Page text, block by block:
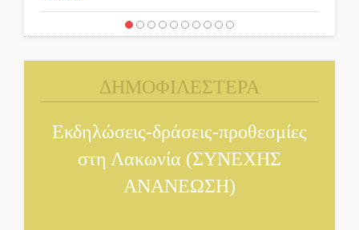
«Έφυγε» ένας γνήσιος
στη Λακωνία
«Κλειστά» ανοιχτά
προαύλια στον Δ. Σπάρτης;
Δεκαπενταύγουστος στην
ΔΗΜΟΦΙΛΕΣΤΕΡΑ
Εκδηλώσεις-δράσεις-προθεσμίες
στη Λακωνία (ΣΥΝΕΧΗΣ
ΑΝΑΝΕΩΣΗ)